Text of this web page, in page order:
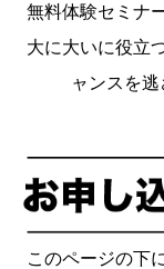
無料体験セミナ
大に大いに役立
ャンスを逃
このページの下